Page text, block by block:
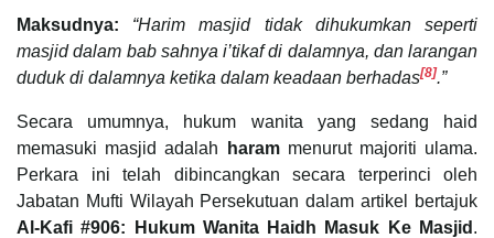
Maksudnya:
“Harim masjid tidak dihukumkan seperti
masjid dalam bab sahnya i’tikaf di dalamnya, dan larangan
duduk di dalamnya ketika dalam keadaan berhadas[8].”
Secara umumnya, hukum wanita yang sedang haid
memasuki masjid adalah
harammenurut majoriti ulama.
Perkara ini telah dibincangkan secara terperinci oleh
Jabatan Mufti Wilayah Persekutuan dalam artikel bertajuk
Al-Kafi #906: Hukum Wanita Haidh Masuk Ke Masjid .